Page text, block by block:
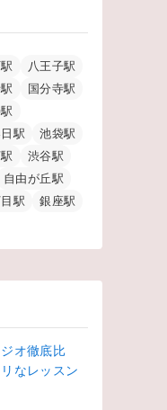
八王子駅
国分寺駅
駅
池袋駅
渋谷駅
自由が丘駅
駅
銀座駅
オ徹底比
なレッスン